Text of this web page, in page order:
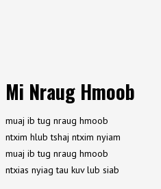
Mi Nraug Hmoob
muaj ib tug nraug hmoob
ntxim hlub tshaj ntxim nyiam
muaj ib tug nraug hmoob
ntxias nyiag tau kuv lub siab